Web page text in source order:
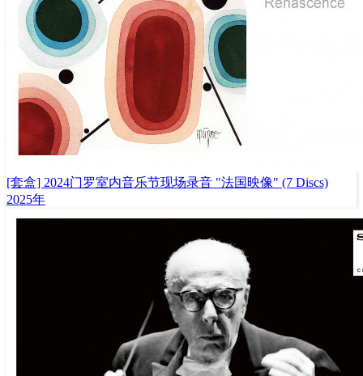
[套盒] 2024门罗室内音乐节现场录音 "法国映像" (7 Discs)
2025年